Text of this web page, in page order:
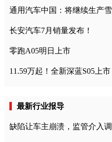
通用汽车中国：将继续生产
长安汽车7月销量发布！
零跑A05明日上市
11.59万起！全新深蓝S05上市
最新行业报导
缺陷让车主崩溃，监管介入